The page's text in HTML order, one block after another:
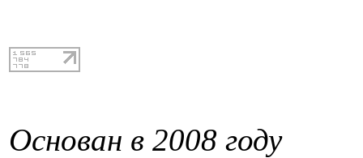
Основан в 2008 году